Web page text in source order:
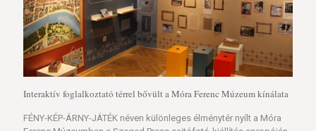
Interaktív foglalkoztató térrel bővült a Móra Ferenc Múzeum kínálata
FÉNY-KÉP-ÁRNY-JÁTÉK néven különleges élménytér nyílt a Móra